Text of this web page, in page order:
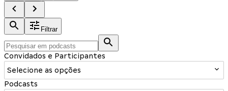
Filtrar
Convidados e Participantes
Selecione as opções
Podcasts